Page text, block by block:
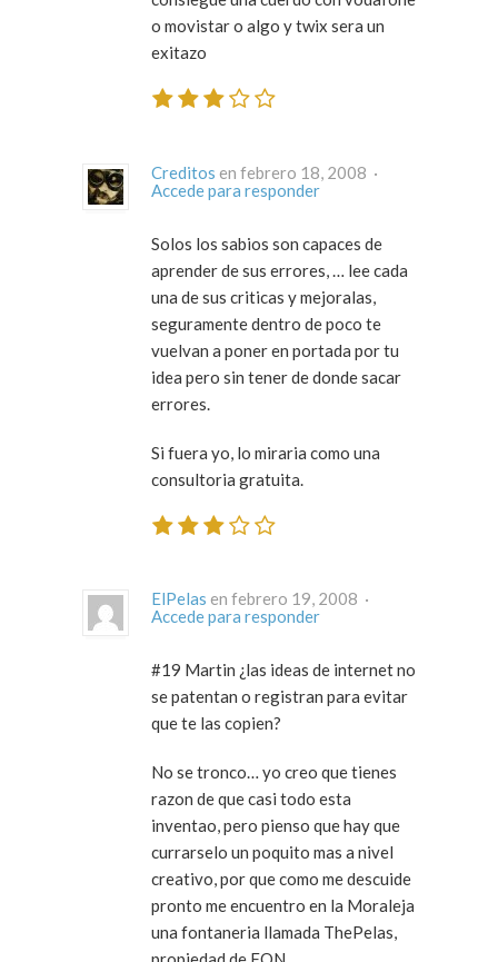
o movistar o algo y twix sera un
exitazo
Creditos
en febrero 18, 2008 ·
Accede para responder
Solos los sabios son capaces de
aprender de sus errores, … lee cada
una de sus criticas y mejoralas,
seguramente dentro de poco te
vuelvan a poner en portada por tu
idea pero sin tener de donde sacar
errores.
Si fuera yo, lo miraria como una
consultoria gratuita.
ElPelas
en febrero 19, 2008 ·
Accede para responder
#19 Martin ¿las ideas de internet no
se patentan o registran para evitar
que te las copien?
No se tronco… yo creo que tienes
razon de que casi todo esta
inventao, pero pienso que hay que
currarselo un poquito mas a nivel
creativo, por que como me descuide
pronto me encuentro en la Moraleja
una fontaneria llamada ThePelas,